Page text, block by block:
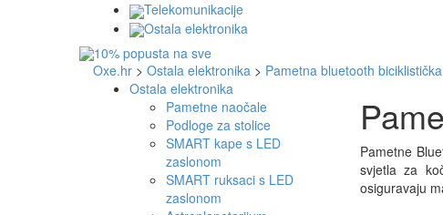
Telekomunikacije
Ostala elektronika
Oxe.hr > Ostala elektronika > Pametna bluetooth
Ostala elektronika
Pametne naočale
Podloge za stolice
SMART kape s LED
zaslonom
SMART ruksaci s LED
zaslonom
Pametne
svjetla za
osiguravaju